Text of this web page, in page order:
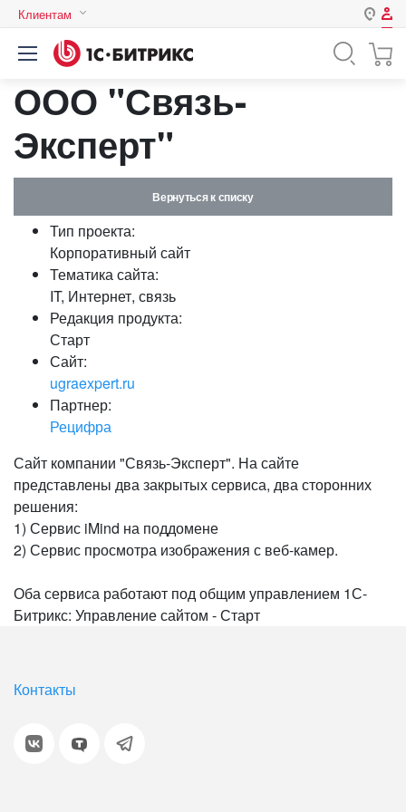
Клиентам
Авторизация
Нет аккаунта?
Логин
Пароль
Запомнить меня на этом
Забыли свой пароль?
ООО "Связь-
Эксперт"
Вернуться к списку
Тип проекта:
Корпоративный сайт
Тематика сайта:
IT, Интернет, связь
Редакция продукта:
Старт
Сайт:
ugraexpert.ru
Партнер:
Рецифра
Сайт компании "Связь-Эксперт". На сайте
представлены два закрытых сервиса, два сторонних
решения:
1) Сервис iMind на поддомене
2) Сервис просмотра изображения с веб-камер.
Оба сервиса работают под общим управлением 1С-
Битрикс: Управление сайтом - Старт
Контакты